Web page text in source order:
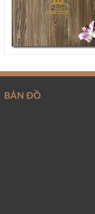
BẢN ĐỒ